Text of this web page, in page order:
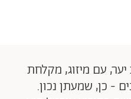
יער, עם מיזוג, מקלחת
- כן, שמעתן נכון.